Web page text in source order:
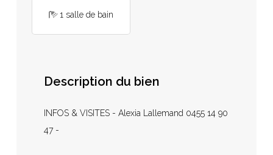
1 salle de bain
Description du bien
INFOS & VISITES - Alexia Lallemand 0455 14 90
47 -